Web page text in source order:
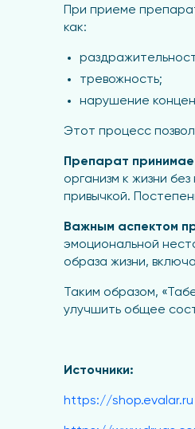
При приеме
как:
тревожность;
нарушение
Этот процесс
Препарат
организм к жизни
привычкой.
Важным аспектом
эмоциональной
образа жизни,
Таким образом,
улучшить общее
Источники:
https://shop.evalar.ru